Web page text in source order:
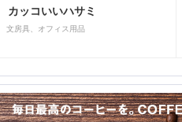
カッコいいハサミ
文房具、オフィス用品